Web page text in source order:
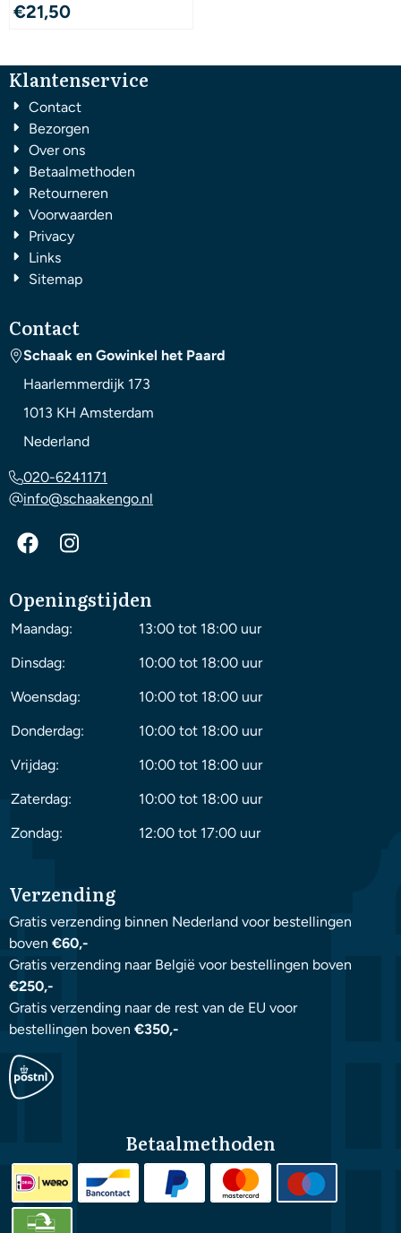
€21,50
Klantenservice
Contact
Bezorgen
Over ons
Betaalmethoden
Retourneren
Voorwaarden
Privacy
Links
Sitemap
Contact
Schaak en Gowinkel het Paard
Haarlemmerdijk 173
1013 KH Amsterdam
Nederland
020-6241171
info@schaakengo.nl
Openingstijden
Maandag:
13:00 tot 18:00 uur
Dinsdag:
10:00 tot 18:00 uur
Woensdag:
10:00 tot 18:00 uur
Donderdag:
10:00 tot 18:00 uur
Vrijdag:
10:00 tot 18:00 uur
Zaterdag:
10:00 tot 18:00 uur
Zondag:
12:00 tot 17:00 uur
Verzending
Gratis verzending binnen Nederland voor bestellingen
boven €60,-
Gratis verzending naar België voor bestellingen boven
€250,-
Gratis verzending naar de rest van de EU voor
bestellingen boven €350,-
Betaalmethoden